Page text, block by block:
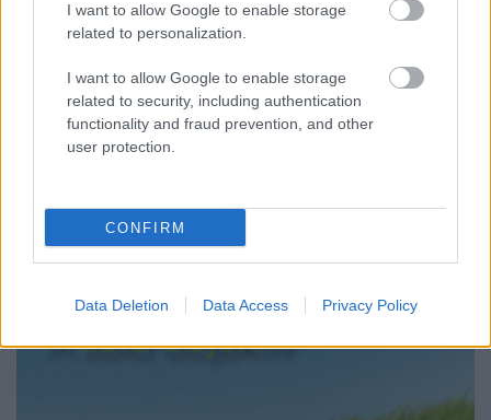
I want to allow Google to enable storage
related to personalization.
I want to allow Google to enable storage
related to security, including authentication
functionality and fraud prevention, and other
user protection.
CONFIRM
Data Deletion Data Access Privacy Policy
Igazságlátása és annak vizuális nyelvi közlésmódja